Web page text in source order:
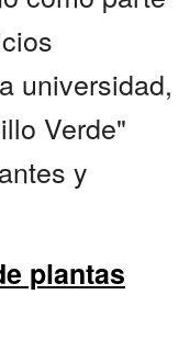
universidad,
Verde"
y
plantas